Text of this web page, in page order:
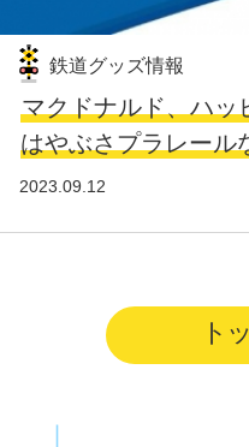
鉄道グッズ情報
マクドナルド、ハッ
はやぶさプラレール
2023.09.12
ト